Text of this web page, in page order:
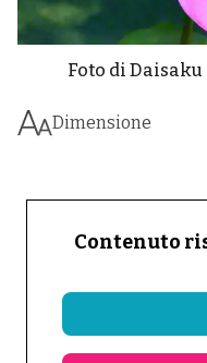
Foto di
Dimensione
Contenuto